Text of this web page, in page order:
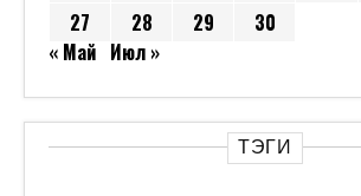
27
28 29
30
« Май Июл »
ТЭГИ